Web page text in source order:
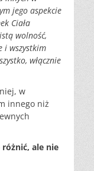
jego aspekcie
Ciała
wolność,
i wszystkim
włącznie
w
innego niż
ale nie